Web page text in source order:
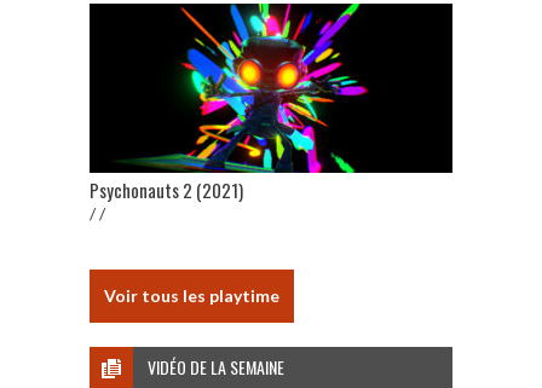
Psychonauts 2 (2021)
/ /
Voir tous les playtime
VIDÉO DE LA SEMAINE